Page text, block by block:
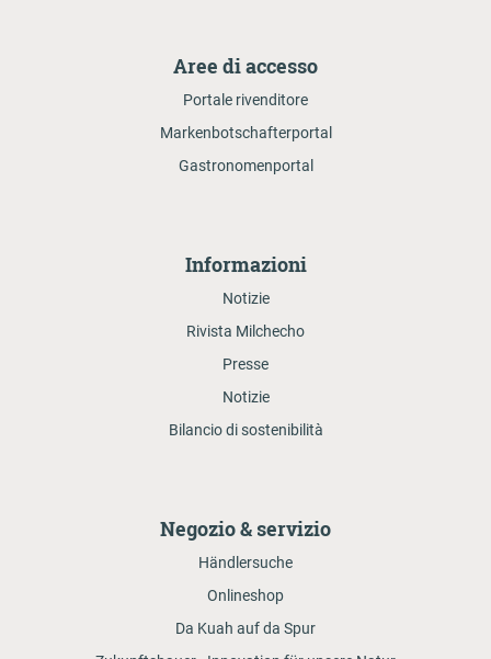
Aree di accesso
Portale rivenditore
Markenbotschafterportal
Gastronomenportal
Informazioni
Notizie
Rivista Milchecho
Presse
Notizie
Bilancio di sostenibilità
Negozio & servizio
Händlersuche
Onlineshop
Da Kuah auf da Spur